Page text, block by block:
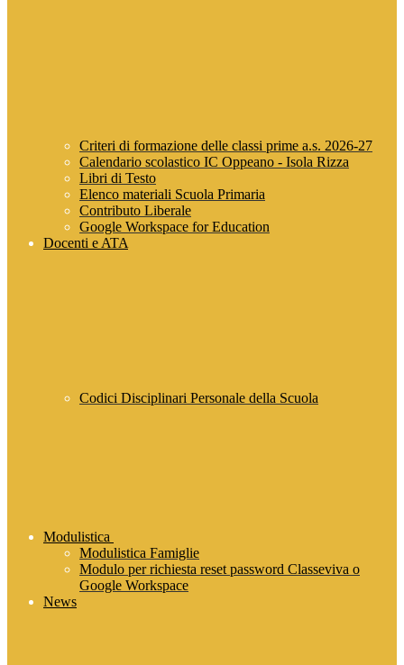
Criteri di formazione delle classi prime a.s. 2026-27
Calendario scolastico IC Oppeano - Isola Rizza
Libri di Testo
Elenco materiali Scuola Primaria
Contributo Liberale
Google Workspace for Education
Docenti e ATA
Codici Disciplinari Personale della Scuola
Modulistica
Modulistica Famiglie
Modulo per richiesta reset password Classeviva o
Google Workspace
News